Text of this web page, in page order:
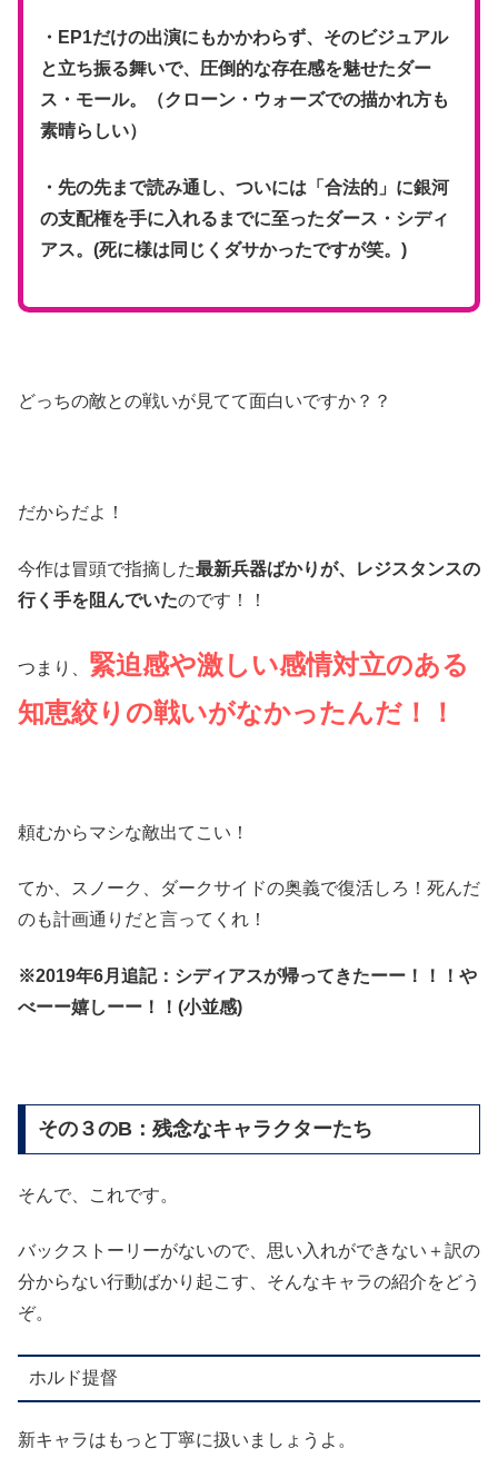
・EP1だけの出演にもかかわらず、そのビジュアル
と立ち振る舞いで、圧倒的な存在感を魅せたダー
ス・モール。（クローン・ウォーズでの描かれ方も
素晴らしい）
・先の先まで読み通し、ついには「合法的」に銀河
の支配権を手に入れるまでに至ったダース・シディ
アス。(死に様は同じくダサかったですが笑。)
どっちの敵との戦いが見てて面白いですか？？
だからだよ！
今作は冒頭で指摘した最新兵器ばかりが、レジスタンスの
行く手を阻んでいたのです！！
つまり、 緊迫感や激しい感情対立のある
知恵絞りの戦いがなかったんだ！！
頼むからマシな敵出てこい！
てか、スノーク、ダークサイドの奥義で復活しろ！死んだ
のも計画通りだと言ってくれ！
※2019年6月追記：シディアスが帰ってきたーー！！！や
べーー嬉しーー！！(小並感)
その３のB：残念なキャラクターたち
そんで、これです。
バックストーリーがないので、思い入れができない＋訳の
分からない行動ばかり起こす、そんなキャラの紹介をどう
ぞ。
ホルド提督
新キャラはもっと丁寧に扱いましょうよ。